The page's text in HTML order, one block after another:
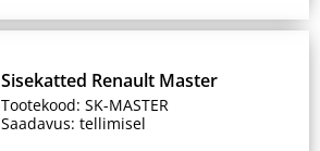
Sisekatted Renault Master
Tootekood: SK-MASTER
Saadavus: tellimisel